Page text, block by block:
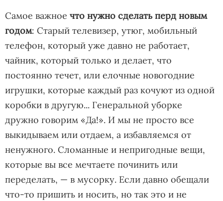
Самое важное что нужно сделать перд новым
годом: Старый телевизер, утюг, мобильный
телефон, который уже давно не работает,
чайник, который только и делает, что
постоянно течет, или елочные новогодние
игрушки, которые каждый раз кочуют из одной
коробки в другую... Генеральной уборке
дружно говорим «Да!». И мы не просто все
выкидываем или отдаем, а избавляемся от
ненужного. Сломанные и непригодные вещи,
которые вы все мечтаете починить или
переделать, — в мусорку. Если давно обещали
что-то пришить и носить, но так это и не